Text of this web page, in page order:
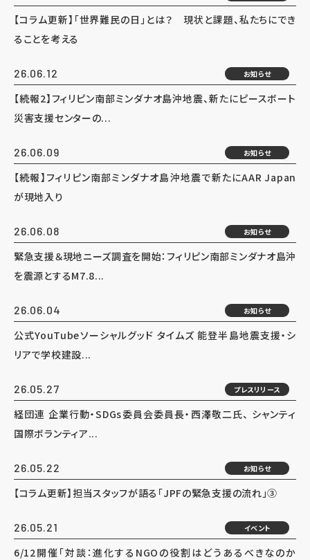
【コラム更新】「世界難民の日」とは？ 現状と課題、私たちにでき
ることを考える
26.06.12 お知らせ
【続報2】フィリピン南部ミンダナオ島沖地震、新たにピースボート
災害支援センターの...
26.06.09 お知らせ
【続報】フィリピン南部ミンダナオ島沖地震で新たにAAR Japan
が現地入り
26.06.08 お知らせ
緊急支援＆現地ニーズ調査を開始：フィリピン南部ミンダナオ島沖
を震源とするM7.8...
26.06.04 お知らせ
公式YouTubeソーシャルグッド タイムズ 能登半島地震支援・シ
リアで学校建設...
26.05.27 プレスリリース
経団連 企業行動・SDGs委員会委員長・西澤敬二氏、 シャンティ
国際ボランティア...
26.05.22 お知らせ
【コラム更新】担当スタッフが語る「JPFの緊急支援の流れ」③
26.05.21 イベント
6/12開催「対談：進化するNGOの役割はどうあるべきなのか